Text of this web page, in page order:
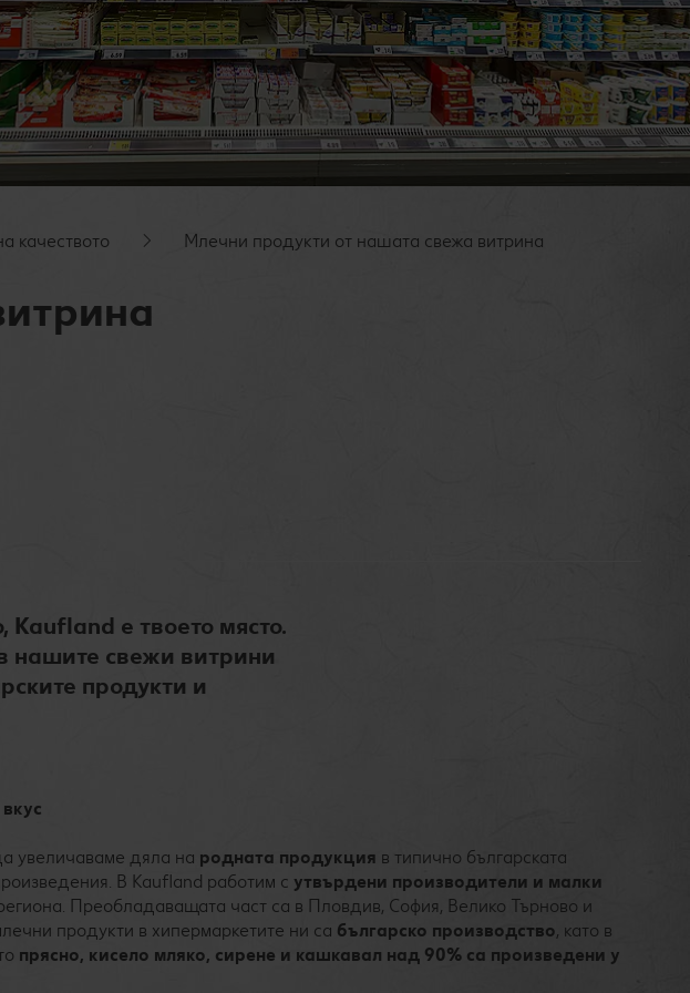
качеството Млечни продукти от нашата свежа витрина
e твоето място.
нашите свежи витрини
продукти и
увеличаваме дяла на родната продукция в типично българската
В Kaufland работим с утвърдени производители и малки
Преобладаващата част са в Пловдив, София, Велико Търново и
продукти в хипермаркетите ни са българско производство, като в
прясно, кисело мляко, сирене и кашкавал над 90% са произведени у